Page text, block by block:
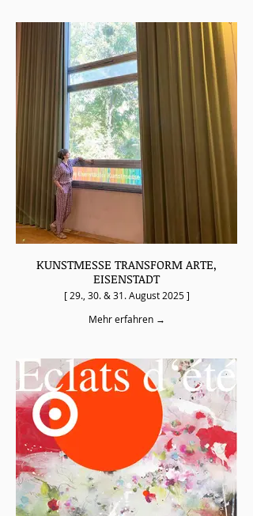
KUNSTMESSE TRANSFORM ARTE,
EISENSTADT
[ 29., 30. & 31. August 2025 ]
Mehr erfahren →